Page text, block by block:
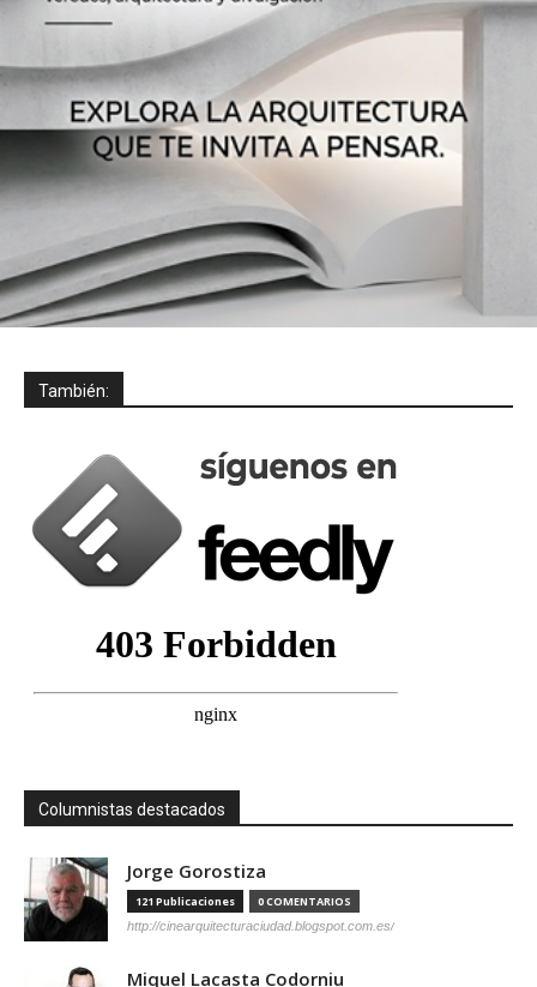
También:
Columnistas destacados
Jorge Gorostiza
121 Publicaciones 0 COMENTARIOS
http://cinearquitecturaciudad.blogspot.com.es/
Miquel Lacasta Codorniu